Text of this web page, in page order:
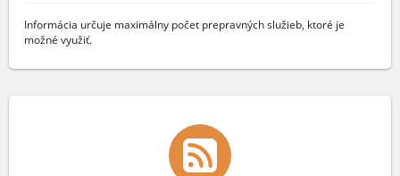
Informácia určuje maximálny počet prepravných služieb, ktoré je
možné využiť.